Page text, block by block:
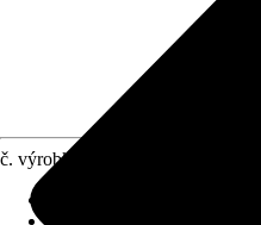
č. výrobku